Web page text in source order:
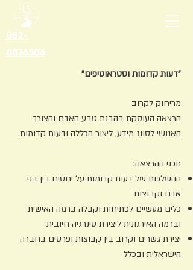
052-
8876506
"דעות קדומות וסטראוטיפים"
מריחוק לקרוב
הרצאה העוסקת בהבנת טבע האדם והצורך
האנושי לסווג מידע, ליצור הכללה ודעות קדומות.
תכני ההרצאה:
ההשלכות של דעות קדומות על יחסים בין בני
אדם וקבוצות
כלים מעשיים לפתיחות וקבלה ברמה האישית
וברמה האירגונית ליצירת סינרגיה חיובית
יצירת גשרים וקרוב בין קבוצות ופרטים בחברה
הישראלית ובכלל